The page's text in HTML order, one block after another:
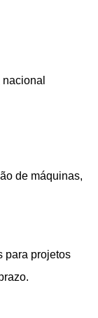
de máquinas,
para projetos